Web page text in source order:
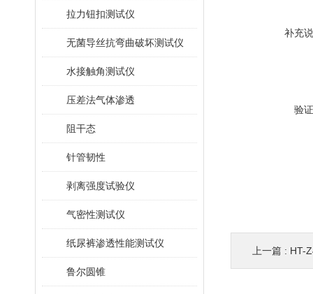
拉力钮扣测试仪
无菌导丝抗弯曲破坏测试仪
水接触角测试仪
压差法气体渗透
阻干态
针管韧性
剥离强度试验仪
气密性测试仪
纸尿裤渗透性能测试仪
鲁尔圆锥
补充
验
上一篇 : HT-